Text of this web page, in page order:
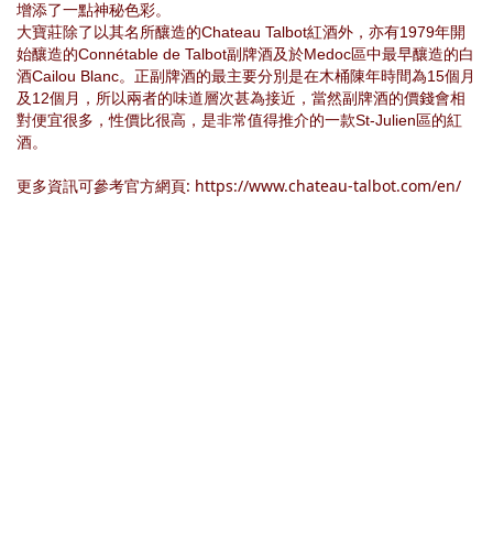
增添了一點神秘色彩。
大寶莊除了以其名所釀造的Chateau Talbot紅酒外，亦有1979年開
始釀造的Connétable de Talbot副牌酒及於Medoc區中最早釀造的白
酒Cailou Blanc。正副牌酒的最主要分別是在木桶陳年時間為15個月
及12個月，所以兩者的味道層次甚為接近，當然副牌酒的價錢會相
對便宜很多，性價比很高，是非常值得推介的一款St-Julien區的紅
酒。
更多資訊可參考官方網頁: https://www.chateau-talbot.com/en/